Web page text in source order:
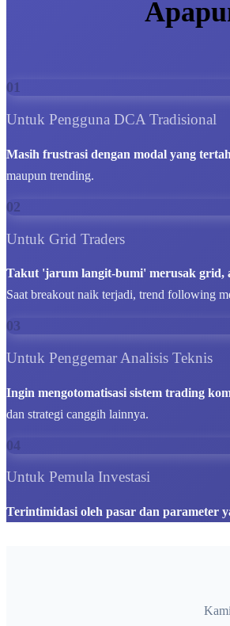
01
Untuk Pengguna DCA Tradisional
Masih frustrasi dengan modal yang
maupun trending.
02
Untuk Grid Traders
Takut 'jarum langit-bumi' merusak grid,
Saat breakout naik terjadi, trend following
03
Untuk Penggemar Analisis Teknis
Ingin mengotomatisasi sistem trading
dan strategi canggih lainnya.
04
Untuk Pemula Investasi
Terintimidasi oleh pasar dan parameter